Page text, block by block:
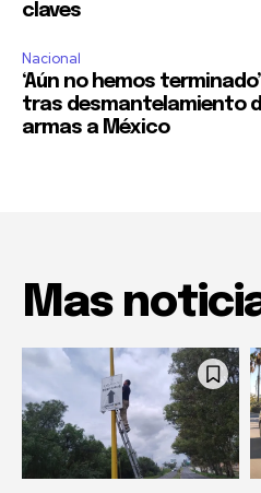
claves
Nacional
‘Aún no hemos
tras desmantelamiento
armas a México
Mas